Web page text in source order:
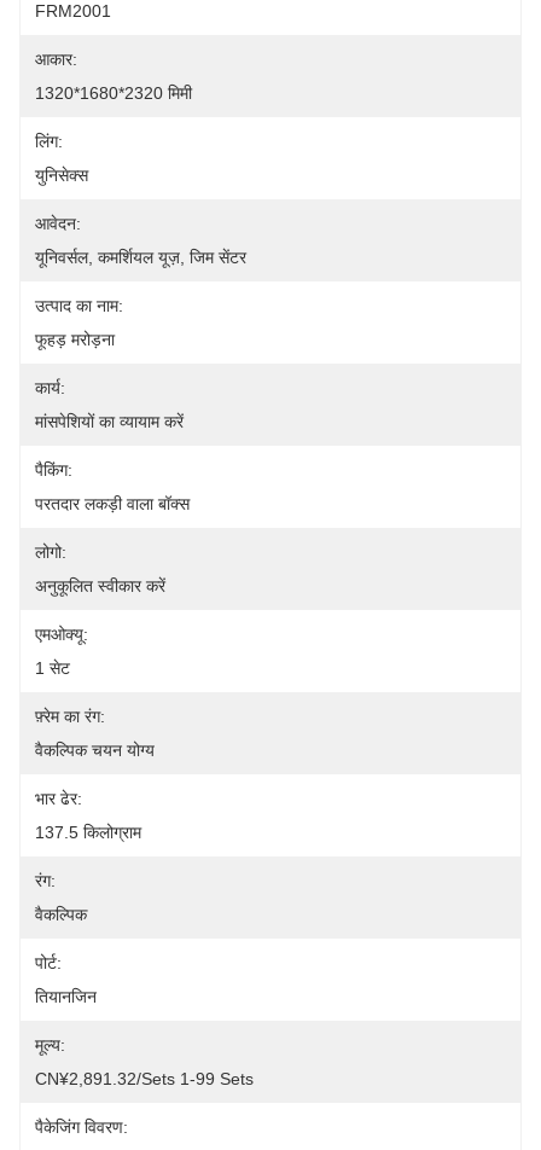
FRM2001
आकार:
1320*1680*2320 मिमी
लिंग:
युनिसेक्स
आवेदन:
यूनिवर्सल, कमर्शियल यूज़, जिम सेंटर
उत्पाद का नाम:
फूहड़ मरोड़ना
कार्य:
मांसपेशियों का व्यायाम करें
पैकिंग:
परतदार लकड़ी वाला बॉक्स
लोगो:
अनुकूलित स्वीकार करें
एमओक्यू:
1 सेट
फ़्रेम का रंग:
वैकल्पिक चयन योग्य
भार ढेर:
137.5 किलोग्राम
रंग:
वैकल्पिक
पोर्ट:
तियानजिन
मूल्य:
CN¥2,891.32/sets 1-99 Sets
पैकेजिंग विवरण: